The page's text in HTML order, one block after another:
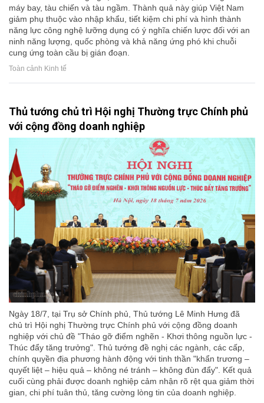
máy bay, tàu chiến và tàu ngầm. Thành quả này giúp Việt Nam
giảm phụ thuộc vào nhập khẩu, tiết kiệm chi phí và hình thành
năng lực công nghệ lưỡng dụng có ý nghĩa chiến lược đối với an
ninh năng lượng, quốc phòng và khả năng ứng phó khi chuỗi
cung ứng toàn cầu bị gián đoạn.
Toàn cảnh Kinh tế
Thủ tướng chủ trì Hội nghị Thường trực Chính phủ
với cộng đồng doanh nghiệp
Ngày 18/7, tại Trụ sở Chính phủ, Thủ tướng Lê Minh Hưng đã
chủ trì Hội nghị Thường trực Chính phủ với cộng đồng doanh
nghiệp với chủ đề "Tháo gỡ điểm nghẽn - Khơi thông nguồn lực -
Thúc đẩy tăng trưởng". Thủ tướng đề nghị các ngành, các cấp,
chính quyền địa phương hành động với tinh thần "khẩn trương –
quyết liệt – hiệu quả – không né tránh – không đùn đẩy". Kết quả
cuối cùng phải được doanh nghiệp cảm nhận rõ rệt qua giảm thời
gian, chi phí tuân thủ, tăng cường lòng tin của doanh nghiệp.